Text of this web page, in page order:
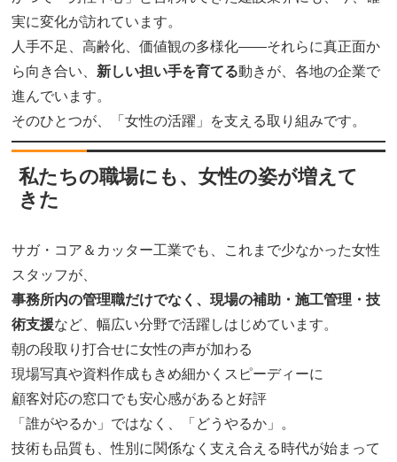
実に変化が訪れています。
人手不足、高齢化、価値観の多様化――それらに真正面か
ら向き合い、 新しい担い手を育てる動きが、各地の企業で
進んでいます。
そのひとつが、「女性の活躍」を支える取り組みです。
私たちの職場にも、女性の姿が増えて
きた
サガ・コア＆カッター工業でも、これまで少なかった女性
スタッフが、
事務所内の管理職だけでなく、現場の補助・施工管理・技
術支援など、幅広い分野で活躍しはじめています。
朝の段取り打合せに女性の声が加わる
現場写真や資料作成もきめ細かくスピーディーに
顧客対応の窓口でも安心感があると好評
「誰がやるか」ではなく、「どうやるか」。
技術も品質も、性別に関係なく支え合える時代が始まって